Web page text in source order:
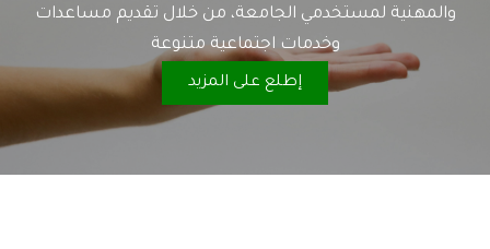
والمهنية لمستخدمي الجامعة، من خلال تقديم مساعدات
وخدمات اجتماعية متنوعة
إطلع على المزيد